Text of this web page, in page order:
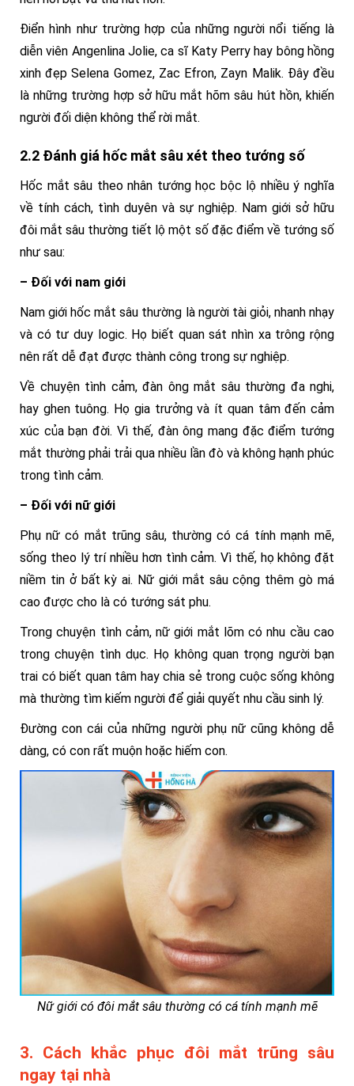
Điển hình như trường hợp của những người nổi tiếng là
diễn viên Angenlina Jolie, ca sĩ Katy Perry hay bông hồng
xinh đẹp Selena Gomez, Zac Efron, Zayn Malik. Đây đều
là những trường hợp sở hữu mắt hõm sâu hút hồn, khiến
người đối diện không thể rời mắt.
2.2 Đánh giá hốc mắt sâu xét theo tướng số
Hốc mắt sâu theo nhân tướng học bộc lộ nhiều ý nghĩa
về tính cách, tình duyên và sự nghiệp. Nam giới sở hữu
đôi mắt sâu thường tiết lộ một số đặc điểm về tướng số
như sau:
– Đối với nam giới
Nam giới hốc mắt sâu thường là người tài giỏi, nhanh nhạy
và có tư duy logic. Họ biết quan sát nhìn xa trông rộng
nên rất dễ đạt được thành công trong sự nghiệp.
Về chuyện tình cảm, đàn ông mắt sâu thường đa nghi,
hay ghen tuông. Họ gia trưởng và ít quan tâm đến cảm
xúc của bạn đời. Vì thế, đàn ông mang đặc điểm tướng
mắt thường phải trải qua nhiều lần đò và không hạnh phúc
trong tình cảm.
– Đối với nữ giới
Phụ nữ có mắt trũng sâu, thường có cá tính mạnh mẽ,
sống theo lý trí nhiều hơn tình cảm. Vì thế, họ không đặt
niềm tin ở bất kỳ ai. Nữ giới mắt sâu cộng thêm gò má
cao được cho là có tướng sát phu.
Trong chuyện tình cảm, nữ giới mắt lõm có nhu cầu cao
trong chuyện tình dục. Họ không quan trọng người bạn
trai có biết quan tâm hay chia sẻ trong cuộc sống không
mà thường tìm kiếm người để giải quyết nhu cầu sinh lý.
Đường con cái của những người phụ nữ cũng không dễ
dàng, có con rất muộn hoặc hiếm con.
Nữ giới có đôi mắt sâu thường có cá tính mạnh mẽ
3. Cách khắc phục đôi mắt trũng sâu
ngay tại nhà